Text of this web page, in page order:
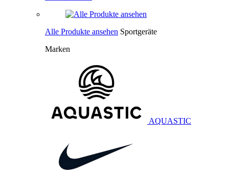
Alle Produkte ansehen Sportgeräte
Marken
AQUASTIC